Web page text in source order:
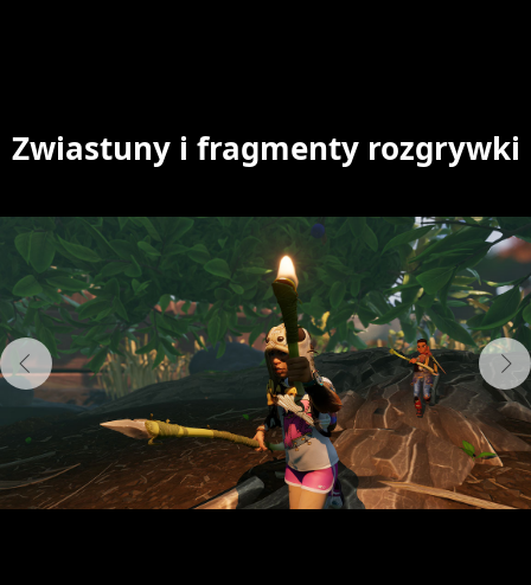
Zwiastuny i fragmenty rozgrywki